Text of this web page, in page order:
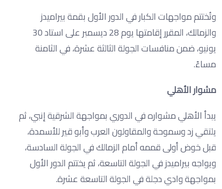
وتُختتم مواجهات الكبار في الدور الأول بقمة بيراميدز
والزمالك، المقرر إقامتها يوم 28 ديسمبر على استاد 30
يونيو، ضمن منافسات الجولة الثالثة عشرة، في الثامنة
مساءً.
مشوار الأهلي
يبدأ الأهلي مشواره في الدوري بمواجهة الشرقية إنبي، ثم
يلتقي زد وسموحة والمقاولون العرب وأبو قير للأسمدة،
قبل خوض أولى قممه أمام الزمالك في الجولة السادسة،
ويواجه بيراميدز في الجولة التاسعة، ثم يختتم الدور الأول
بمواجهة وادي دجلة في الجولة التاسعة عشرة.